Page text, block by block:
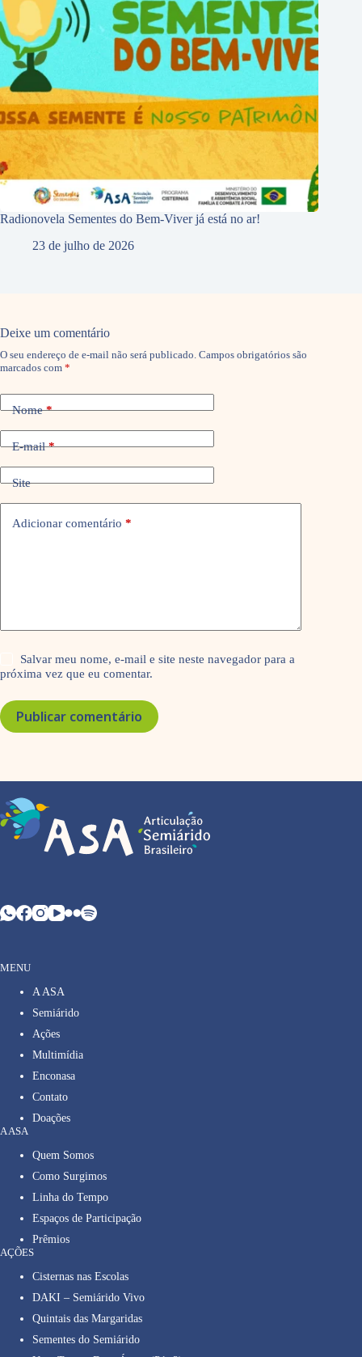
Radionovela Sementes do Bem-Viver já está no ar!
23 de julho de 2026
Deixe um comentário
O seu endereço de e-mail não será publicado. Campos obrigatórios são
marcados com *
Nome*
E-mail*
Site
Adicionar comentário *
Salvar meu nome, e-mail e site neste navegador para a
próxima vez que eu comentar.
Publicar comentário
MENU
A ASA
Semiárido
Ações
Multimídia
Enconasa
Contato
Doações
A ASA
Quem Somos
Como Surgimos
Linha do Tempo
Espaços de Participação
Prêmios
AÇÕES
Cisternas nas Escolas
DAKI – Semiárido Vivo
Quintais das Margaridas
Sementes do Semiárido